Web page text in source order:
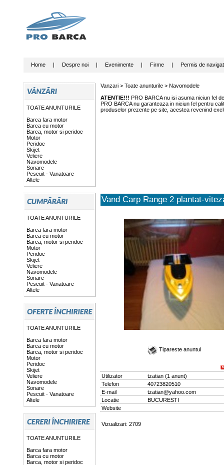
Home| Despre noi| Evenimente| Firme| Permis de
TOATE ANUNTURILE
Barca fara motor
Barca cu motor
Barca, motor si peridoc
Motor
Peridoc
Skijet
Veliere
Navomodele
Sonare
Pescuit - Vanatoare
Altele
TOATE ANUNTURILE
Barca fara motor
Barca cu motor
Barca, motor si peridoc
Motor
Peridoc
Skijet
Veliere
Navomodele
Sonare
Pescuit - Vanatoare
Altele
TOATE ANUNTURILE
Barca fara motor
Barca cu motor
Barca, motor si peridoc
Motor
Peridoc
Skijet
Veliere
Navomodele
Sonare
Pescuit - Vanatoare
Altele
TOATE ANUNTURILE
Barca fara motor
Barca cu motor
Barca, motor si peridoc
Vanzari > Toate anunturile> Navomodele
ATENTIE!!! PRO BARCA nu isi asuma niciun fel
PRO BARCA nu garanteaza in niciun fel pentru
produselor prezente pe site, acestea revenind
Vand Carp Range 2 plantat-
Tipareste anuntul
Utilizator tzatian(1 anunt)
Telefon
40723820510
E-mail
tzatian@yahoo.com
Locatie
BUCURESTI
Website
Vizualizari: 2709